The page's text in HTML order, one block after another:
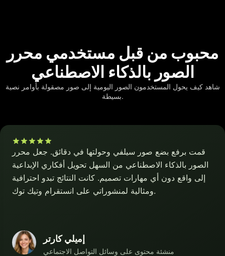
محبوب من قبل مستخدمي محرر
الصور بالذكاء الاصطناعي
شاهد كيف يحول المستخدمون الصور اليومية إلى صور مصقولة بأوامر نصية
بسيطة.
قمت برفع بضع صور سيلفي وحولتها في دقائق. جعل محرر
الصور بالذكاء الاصطناعي من السهل تحويل أفكاري الإبداعية
إلى واقع دون أي مهارات تصميم. كانت النتائج تبدو احترافية
ومثالية لمنشوراتي على انستقرام وتيك توك.
إميلي كارتر
منشئة محتوى على وسائل التواصل الاجتماعي